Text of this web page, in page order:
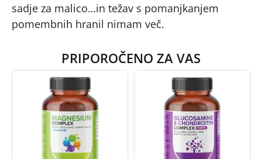
sadje za malico…in težav s pomanjkanjem
pomembnih hranil nimam več.
PRIPOROČENO ZA VAS